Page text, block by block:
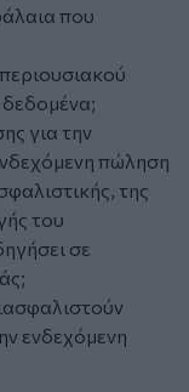
που
δεδομένα;
για την
πώληση
της
του
σε
ενδεχόμενη